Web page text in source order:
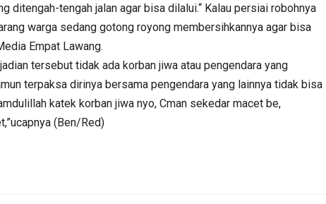
ditengah-tengah jalan agar bisa dilalui.“ Kalau persiai robohnya
warga sedang gotong royong membersihkannya agar bisa
Empat Lawang.
tersebut tidak ada korban jiwa atau pengendara yang
terpaksa dirinya bersama pengendara yang lainnya tidak bisa
katek korban jiwa nyo, Cman sekedar macet be,
(Ben/Red)
Aug 2, 2026